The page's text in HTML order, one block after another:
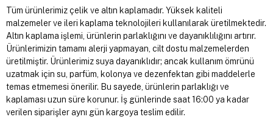
Tüm ürünlerimiz çelik ve altın kaplamadır. Yüksek kaliteli
malzemeler ve ileri kaplama teknolojileri kullanılarak üretilmektedir.
Altın kaplama işlemi, ürünlerin parlaklığını ve dayanıklılığını artırır.
Ürünlerimizin tamamı alerji yapmayan, cilt dostu malzemelerden
üretilmiştir. Ürünlerimiz suya dayanıklıdır; ancak kullanım ömrünü
uzatmak için su, parfüm, kolonya ve dezenfektan gibi maddelerle
temas etmemesi önerilir. Bu sayede, ürünlerin parlaklığı ve
kaplaması uzun süre korunur. İş günlerinde saat 16:00 ya kadar
verilen siparişler aynı gün kargoya teslim edilir.